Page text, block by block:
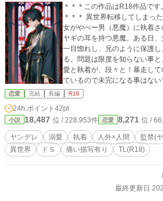
＊＊＊この作品はR18作品で
＊＊＊ 異世界転移してしまったピュアピュアちゃん、な美少
女がやべー男（悪魔）に執着される話。 レオは
ヤギの耳を持つ悪魔。ある日
一目惚れし、兄のように保護
る。問題は限度を知らない事と、ドS
愛と執着が、段々と！暴走していくお話。 ラ
ているので未完になる事はな
編になる予定。 ♢♦︎♢♦︎エロはファンタジー♦︎♢♦︎♢ 中盤までは
ソフトですが、段々濃いめなエ
無理矢理、執着、監禁等、暴力
から流血、痛い描写もあります。 色んな配慮を忘れて
いもの書いちゃってるので、上
さい。
恋愛 完結 長編 R18
24h.ポイント 42pt
小説 18,487 位 / 228,953件 恋愛 8,271 位 /
ヤンデレ 溺愛 執着 人外×人間 監禁(
異世界
ドＳ 痛い描写有り TL(R18)
最終更新日